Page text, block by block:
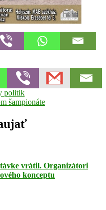
politik
šampionáte
vrátil. Organizátori
konceptu